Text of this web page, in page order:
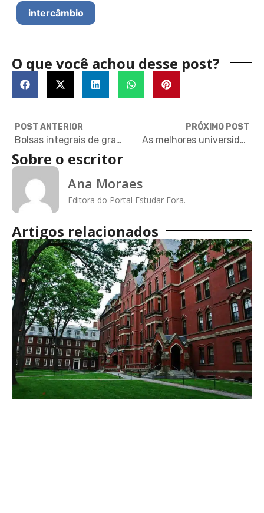
intercâmbio
O que você achou desse post?
POST ANTERIOR
Bolsas integrais de graduação na melhor universidade de Singapura
PRÓXIMO POST
As melhores universidades do Brasil em 2026
Sobre o escritor
Ana Moraes
Editora do Portal Estudar Fora.
Artigos relacionados